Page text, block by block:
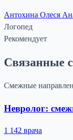
Антохина Олеся
Логопед
Рекомендует
Связанные
Смежные
Невролог:
1 142 врача